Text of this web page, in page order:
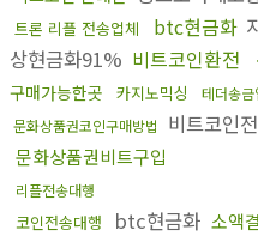
트론 리플 전송업체 btc현금화
상현금화91% 비트코인환전
구매가능한곳
카지노믹싱
테더송금
문화상품권코인구매방법
비트코인
문화상품권비트구입
리플전송대행
코인전송대행 btc현금화 소액